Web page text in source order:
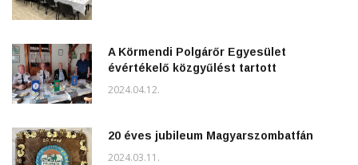
A Körmendi Polgárőr Egyesület
évértékelő közgyűlést tartott
2024.04.12.
20 éves jubileum Magyarszombatfán
2024.03.11.